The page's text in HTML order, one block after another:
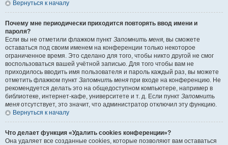
Вернуться к началу
Почему мне периодически приходится повторять ввод имени и
пароля?
Если вы не отметили флажком пункт Запомнить меня, вы сможете
оставаться под своим именем на конференции только некоторое
ограниченное время. Это сделано для того, чтобы никто другой не смог
воспользоваться вашей учётной записью. Для того чтобы вам не
приходилось вводить имя пользователя и пароль каждый раз, вы можете
отметить флажком пункт Запомнить меня при входе на конференцию. Не
рекомендуется делать это на общедоступном компьютере, например в
библиотеке, интернет-кафе, университете и т. д. Если пункт Запомнить
меня отсутствует, это значит, что администратор отключил эту функцию.
Вернуться к началу
Что делает функция «Удалить cookies конференции»?
Она удаляет все созданные cookies, которые позволяют вам оставаться